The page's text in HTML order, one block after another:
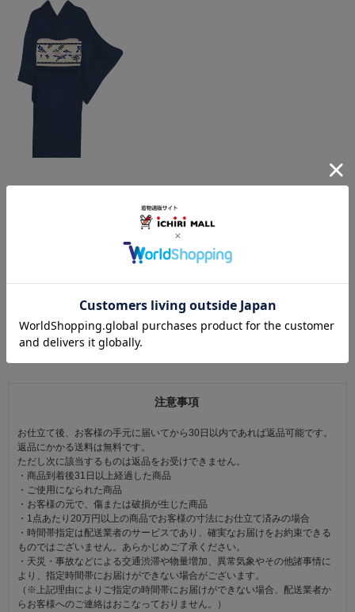
この商品をコーデする
すべてのコーディネートを見る
この商品を見た人は
こちらの商品も見ています
注意事項
お仕立て後、お客様の手元に届いてから30日以内であれば返品可能です。
返品にかかる送料は無料です。
ただし次に該当するものは返品をお受けできません。
・商品到着後31日以上経過した商品
・ご使用になられた商品
・お客様の元で、傷または破損が生じた商品
・1点あたり20万円以上の商品でお客様の寸法にお仕立て済みの場合
・時間帯指定は配送業者のサービスであり、確実なお届けをお約束できる
ものではございません。あらかじめご了承ください。
・天災・事故などによる交通渋滞や物量増加、異常気象やその他諸事情に
より、指定時間帯にお届けができない場合がございます。
（※上記理由によりご指定の時間帯にお届けができない場合、配送業者か
らお客様へのご連絡はおこなっておりません。）